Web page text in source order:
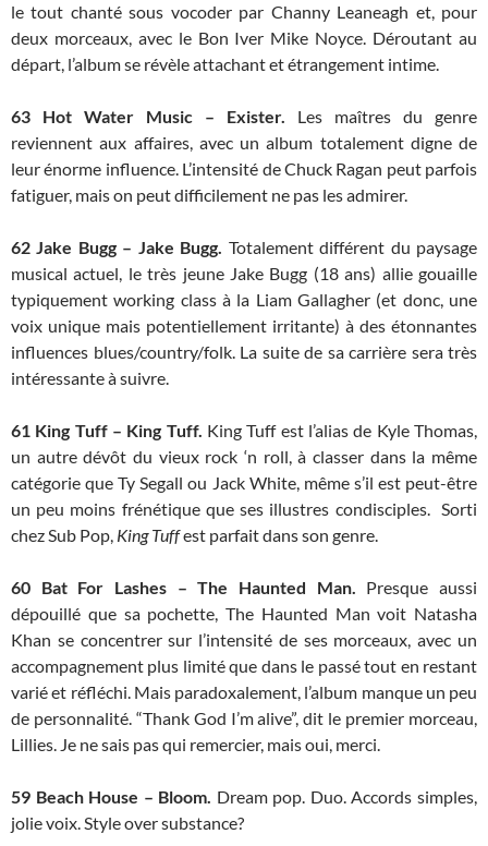
le tout chanté sous vocoder par Channy Leaneagh et, pour
deux morceaux, avec le Bon Iver Mike Noyce. Déroutant au
départ, l’album se révèle attachant et étrangement intime.
63 Hot Water Music – Exister. Les maîtres du genre
reviennent aux affaires, avec un album totalement digne de
leur énorme influence. L’intensité de Chuck Ragan peut parfois
fatiguer, mais on peut difficilement ne pas les admirer.
62Jake Bugg – Jake Bugg. Totalement différent du paysage
musical actuel, le très jeune Jake Bugg (18 ans) allie gouaille
typiquement working class à la Liam Gallagher (et donc, une
voix unique mais potentiellement irritante) à des étonnantes
influences blues/country/folk. La suite de sa carrière sera très
intéressante à suivre.
61 King Tuff – King Tuff. King Tuff est l’alias de Kyle Thomas,
un autre dévôt du vieux rock ‘n roll, à classer dans la même
catégorie que Ty Segall ou Jack White, même s’il est peut-être
un peu moins frénétique que ses illustres condisciples. Sorti
chez Sub Pop, King Tuffest parfait dans son genre.
60 Bat For Lashes – The Haunted Man. Presque aussi
dépouillé que sa pochette, The Haunted Man voit Natasha
Khan se concentrer sur l’intensité de ses morceaux, avec un
accompagnement plus limité que dans le passé tout en restant
varié et réfléchi. Mais paradoxalement, l’album manque un peu
de personnalité. “Thank God I’m alive”, dit le premier morceau,
Lillies. Je ne sais pas qui remercier, mais oui, merci.
59 Beach House – Bloom. Dream pop. Duo. Accords simples,
jolie voix. Style over substance?